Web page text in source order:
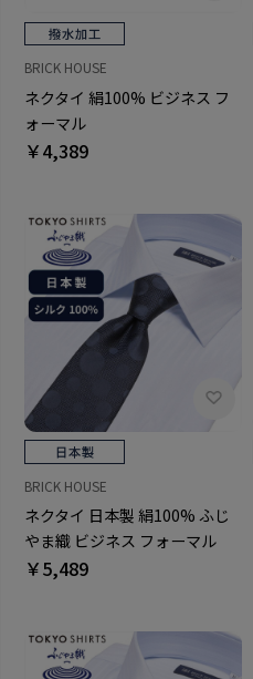
BRICK HOUSE
ネクタイ 絹100% ビジネス フ
ォーマル
￥4,389
BRICK HOUSE
ネクタイ 日本製 絹100% ふじ
やま織 ビジネス フォーマル
￥5,489